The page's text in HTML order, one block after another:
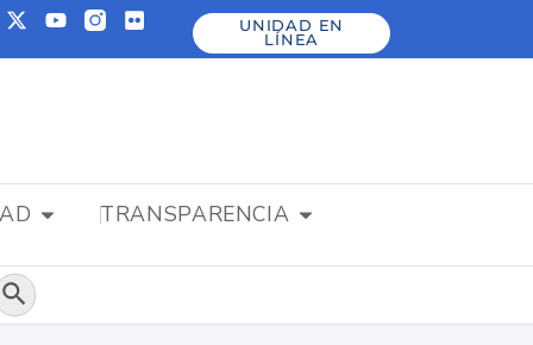
UNIDAD EN
LÍNEA
TRANSPARENCIA
de búsqueda